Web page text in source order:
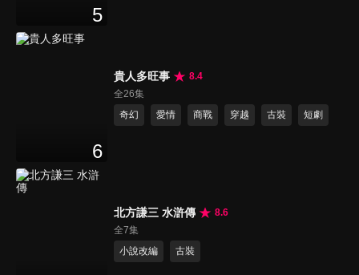
5
6
貴人多旺事
8.4
全26集
奇幻
愛情 商戰 穿越 古裝 短劇
北方謙三 水滸傳
8.6
全7集
小說改編
古裝